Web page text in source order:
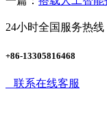
24小时全国服务热线
+86-13305816468
联系在线客服